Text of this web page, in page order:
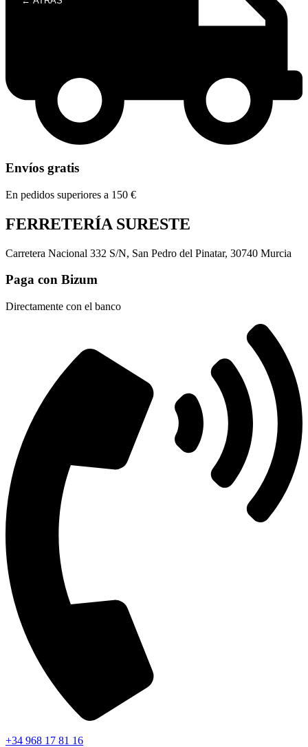
Envíos gratis
En pedidos superiores a 150 €
FERRETERÍA SURESTE
Carretera Nacional 332 S/N, San Pedro del Pinatar, 30740 Murcia
Paga con Bizum
Directamente con el banco
+34 968 17 81 16